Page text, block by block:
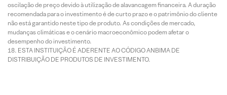
oscilação de preço devido à utilização de alavancagem financeira. A duração
recomendada para o investimento é de curto prazo e o patrimônio do cliente
não está garantido neste tipo de produto. As condições de mercado,
mudanças climáticas e o cenário macroeconômico podem afetar o
desempenho do investimento.
ESTA INSTITUIÇÃO É ADERENTE AO CÓDIGO ANBIMA DE
DISTRIBUIÇÃO DE PRODUTOS DE INVESTIMENTO.